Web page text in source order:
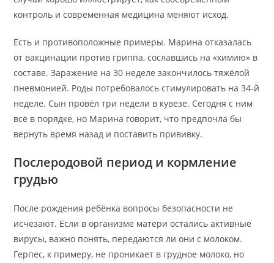
контроль и современная медицина меняют исход.
Есть и противоположные примеры. Марина отказалась
от вакцинации против гриппа, сославшись на «химию» в
составе. Заражение на 30 неделе закончилось тяжёлой
пневмонией. Роды потребовалось стимулировать на 34-й
неделе. Сын провёл три недели в кувезе. Сегодня с ним
всё в порядке, но Марина говорит, что предпочла бы
вернуть время назад и поставить прививку.
Послеродовой период и кормление
грудью
После рождения ребёнка вопросы безопасности не
исчезают. Если в организме матери остались активные
вирусы, важно понять, передаются ли они с молоком.
Герпес, к примеру, не проникает в грудное молоко, но